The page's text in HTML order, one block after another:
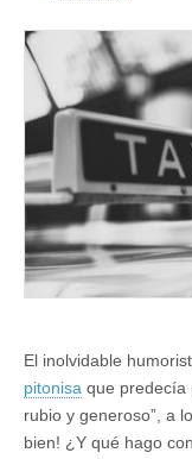
El inolvidable
pitonisa que predecía
rubio y generoso”, a
bien! ¿Y qué hago